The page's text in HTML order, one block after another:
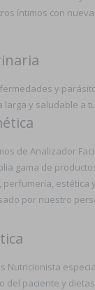
íntimos con
y
larga y saludable a
de Analizador
gama de
perfumería, estética
por nuestro
Nutricionista
del paciente y